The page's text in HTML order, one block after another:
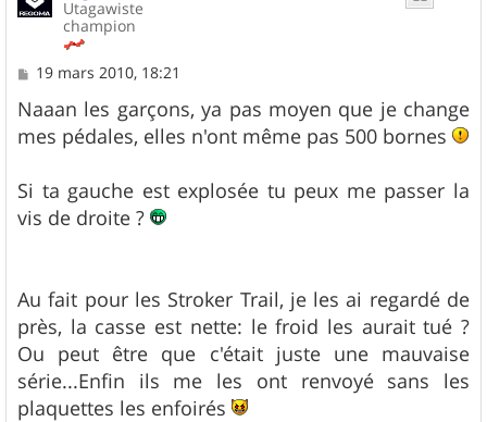
Utagawiste
champion
M
s
s
a
19 mars 2010, 18:21
Naaan les garçons, ya pas moyen que je change
mes pédales, elles n'ont même pas 500 bornes
Si ta gauche est explosée tu peux me passer la
vis de droite ?
Au fait pour les Stroker Trail, je les ai regardé de
près, la casse est nette: le froid les aurait tué ?
Ou peut être que c'était juste une mauvaise
série...Enfin ils me les ont renvoyé sans les
plaquettes les enfoirés